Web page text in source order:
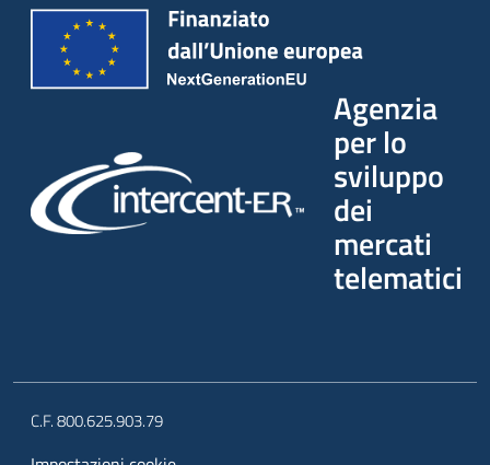
Agenzia
per lo
sviluppo
dei
mercati
telematici
C.F. 800.625.903.79